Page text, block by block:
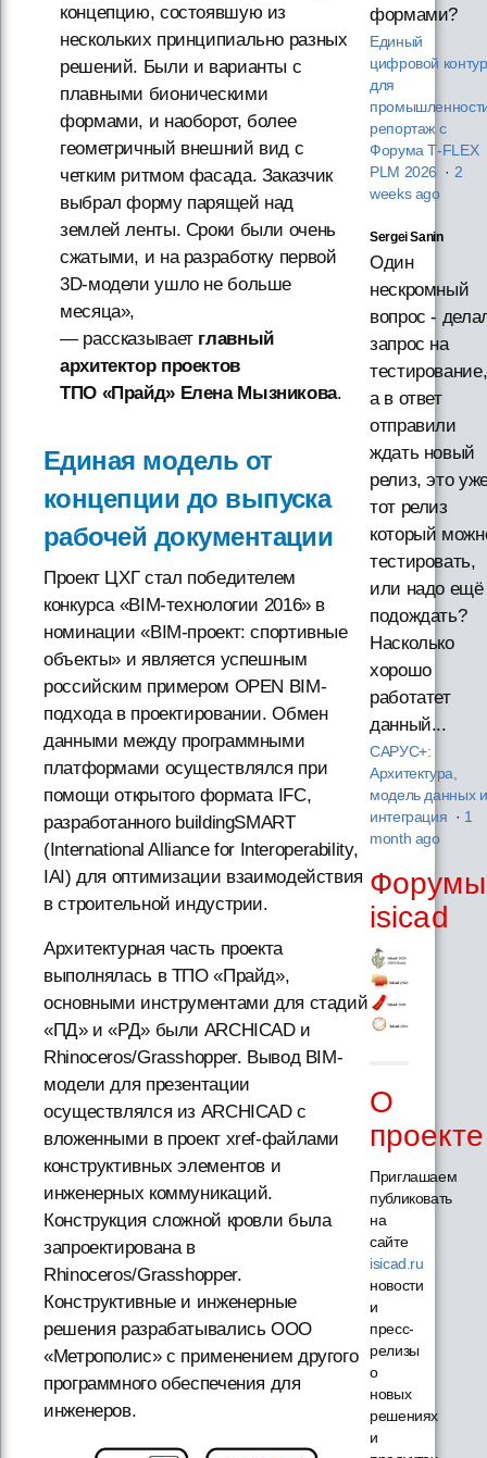
концепцию, состоявшую из
нескольких принципиально разных
решений. Были и варианты с
плавными бионическими
формами, и наоборот, более
геометричный внешний вид с
четким ритмом фасада. Заказчик
выбрал форму парящей над
землей ленты. Сроки были очень
сжатыми, и на разработку первой
3D-модели ушло не больше
месяца»,
— рассказывает главный
архитектор проектов
ТПО «Прайд» Елена Мызникова.
Единая модель от
концепции до выпуска
рабочей документации
Проект ЦХГ стал победителем
конкурса «BIM-технологии 2016» в
номинации «BIM-проект: спортивные
объекты» и является успешным
российским примером OPEN BIM-
подхода в проектировании. Обмен
данными между программными
платформами осуществлялся при
помощи открытого формата IFC,
разработанного buildingSMART
(International Alliance for Interoperability,
IAI) для оптимизации взаимодействия
в строительной индустрии.
Архитектурная часть проекта
выполнялась в ТПО «Прайд»,
основными инструментами для стадий
«ПД» и «РД» были ARCHICAD и
Rhinoceros/Grasshopper. Вывод BIM-
модели для презентации
осуществлялся из ARCHICAD с
вложенными в проект xref-файлами
конструктивных элементов и
инженерных коммуникаций.
Конструкция сложной кровли была
запроектирована в
Rhinoceros/Grasshopper.
Конструктивные и инженерные
решения разрабатывались ООО
«Метрополис» с применением другого
программного обеспечения для
инженеров.
формами?
Единый
цифровой контур
для
репортаж с
Форума T‑FLEX
PLM 2026 · 2
weeks ago
Sergei Sanin
Один
нескромный
вопрос -
запрос на
тестирование,
а в ответ
отправили
ждать новый
релиз, это
тот релиз
который
тестировать,
или надо ещё
подождать?
Насколько
хорошо
работатет
данный...
САРУС+:
Архитектура,
модель данных и
интеграция · 1
month ago
Форумы
isicad
О
проекте
Приглашаем
публиковать
на
сайте
isicad.ru
новости
и
пресс-
релизы
о
новых
решениях
и